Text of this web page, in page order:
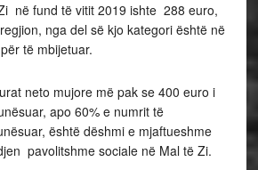
në fund të vitit 2019 ishte 288 euro,
nga del së kjo kategori është në
të mbijetuar.
neto mujore më pak se 400 euro i
apo 60% e numrit të
është dëshmi e mjaftueshme
pavolitshme sociale në Mal të Zi.